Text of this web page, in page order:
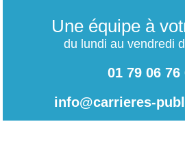
Une équipe à
du lundi au vendredi
01 79 06 76
info@carrieres-